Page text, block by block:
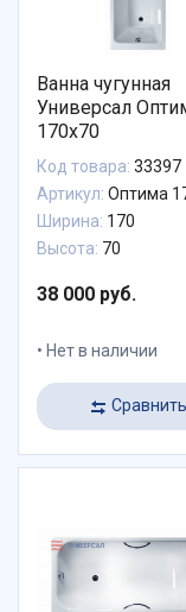
Ванна чугунная
Универсал
170x70
Код товара: 33397
Артикул: Оптима
Ширина: 170
Высота: 70
38 000 руб.
Нет в наличии
Сравнить